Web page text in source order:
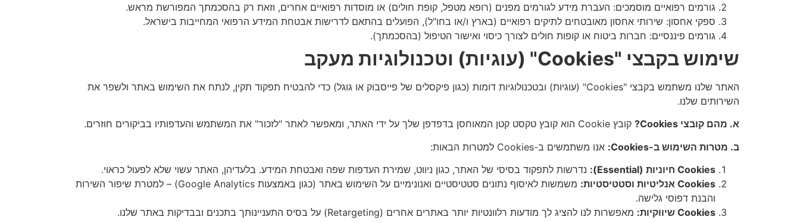
גורמים רפואיים מוסמכים: העברת מידע לגורמים מפנים (רופא מטפל, קופת חולים) או מוסדות רפואיים אחרים, וזאת רק בהסכמתך המפורשת מראש.
ספקי אחסון: שירותי אחסון מאובטחים לתיקים רפואיים (בארץ ו/או בחו"ל), הפועלים בהתאם לדרישות אבטחת המידע הרפואי המחייבות בישראל.
גורמים פיננסיים: חברות ביטוח או קופות חולים לצורך כיסוי ואישור הטיפול (בהסכמתך).
שימוש בקבצי "Cookies" (עוגיות) וטכנולוגיות מעקב
האתר שלנו משתמש בקבצי "Cookies" (עוגיות) ובטכנולוגיות דומות (כגון פיקסלים של פייסבוק או גוגל) כדי להבטיח תפקוד תקין, לנתח את השימוש באתר ולשפר את
השירותים שלנו.
א. מהם קובצי Cookies?
קובץ Cookie הוא קובץ טקסט קטן המאוחסן בדפדפן שלך על ידי האתר, ומאפשר לאתר "לזכור" את המשתמש והעדפותיו בביקורים חוזרים.
ב. מטרות השימוש ב-Cookies:
אנו משתמשים ב-Cookies למטרות הבאות:
Cookies חיוניות (Essential):
נדרשות לתפקוד בסיסי של האתר, כגון ניווט, שמירת העדפות שפה ואבטחת המידע. בלעדיהן, האתר עשוי שלא לפעול כראוי.
Cookies אנליטיות וסטטיסטיות:
משמשות לאיסוף נתונים סטטיסטיים ואנונימיים על השימוש באתר (כגון באמצעות Google Analytics) – למטרת שיפור השירות
והבנת דפוסי גלישה.
Cookies שיווקיות:
מאפשרות לנו להציג לך מודעות רלוונטיות יותר באתרים אחרים (Retargeting) על בסיס התעניינותך בתכנים ובבדיקות באתר שלנו.